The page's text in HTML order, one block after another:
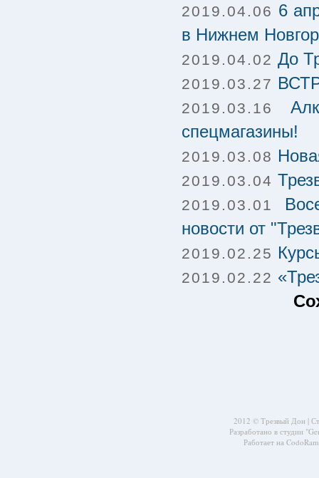
2019.04.06 6
в Нижнем
2019.04.02 До
2019.03.27
2019.03.16
спецмагазины!
2019.03.08
2019.03.04
2019.03.01
новости от
2019.02.25
2019.02.22
2012 © Трезвый Дон |
Разработано в студии
Работает на